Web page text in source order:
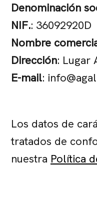
Denominación
NIF.: 36092920D
Nombre
Dirección: Lugar
E-mail:
Los datos de
tratados de
nuestra Política